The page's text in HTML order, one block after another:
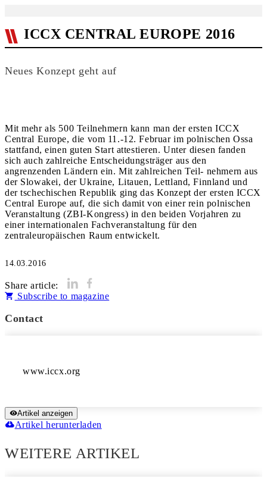
ICCX CENTRAL EUROPE 2016
Neues Konzept geht auf
Mit mehr als 500 Teilnehmern kann man der ersten ICCX
Central Europe, die vom 11.-12. Februar im polnischen Ossa
stattfand, einen guten Start attestieren. Unter diesen fanden
sich auch zahlreiche Entscheidungsträger aus den
angrenzenden Ländern ein. Mit zahlreichen Teil- nehmern aus
der Slowakei, der Ukraine, Litauen, Lettland, Finnland und
der tschechischen Republik ging das Konzept der ersten ICCX
Central Europe auf, die sich damit von einer rein polnischen
Veranstaltung (ZBI-Kongress) in den beiden Vorjahren zu
einer internationalen Fachveranstaltung für den
zentraleuropäischen Raum entwickelt.
14.03.2016
Share article:
Subscribe to magazine
Contact
www.iccx.org
Artikel anzeigen
Artikel herunterladen
WEITERE ARTIKEL